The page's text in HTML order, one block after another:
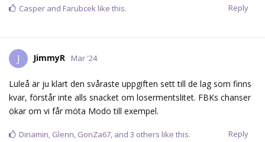
Reply
Casper and Farubcek like this.
J JimmyR Mar '24
Luleå är ju klart den svåraste uppgiften sett till de lag som finns
kvar, förstår inte alls snacket om losermentslitet. FBKs chanser
ökar om vi får möta Modo till exempel.
Reply
Dinamin, Glenn, GonZa67, and 3 others like this.